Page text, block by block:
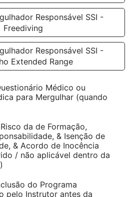
Responsável SSI -
Freediving
Responsável SSI -
Extended Range
Médico ou
para Mergulhar (quando
da de Formação,
& Isenção de
& Acordo de Inocência
/ não aplicável dentro da
do Programa
pelo Instrutor antes da